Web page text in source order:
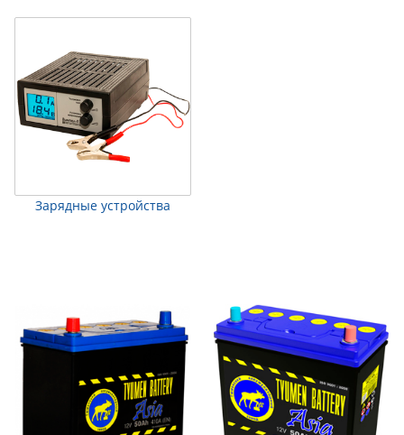
Зарядные устройства